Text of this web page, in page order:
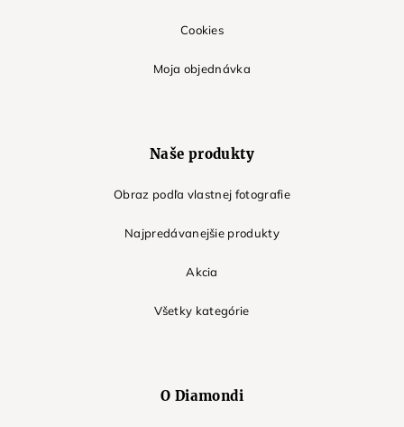
Cookies
Moja objednávka
Naše produkty
Obraz podľa vlastnej fotografie
Najpredávanejšie produkty
Akcia
Všetky kategórie
O Diamondi